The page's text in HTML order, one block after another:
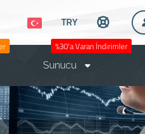
TRY
%30'a Varan İndirimler
Sunucu